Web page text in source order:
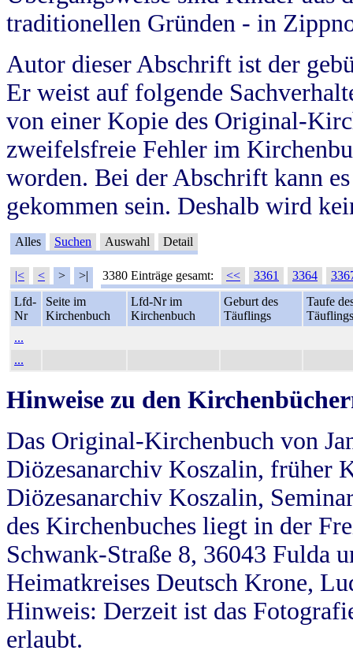
traditionellen Gründen - in
Autor dieser Abschrift ist der
Er weist auf folgende
von einer Kopie des Original-
zweifelsfreie Fehler im
worden. Bei der Abschrift kann
gekommen sein. Deshalb wird
Alles Suchen Auswahl Detail
|< < > >| 3380 Einträge gesamt: << 3361 3364
Lfd-
Nr
Seite im
Kirchenbuch
Lfd-Nr im
Kirchenbuch
Geburt des
Täuflings
Taufe
Täuflings
...
...
Hinweise zu den
Das Original-Kirchenbuch von
Diözesanarchiv Koszalin, früher
Diözesanarchiv Koszalin,
des Kirchenbuches liegt in der
Schwank-Straße 8, 36043 Fulda
Heimatkreises Deutsch Krone,
Hinweis: Derzeit ist das
erlaubt.